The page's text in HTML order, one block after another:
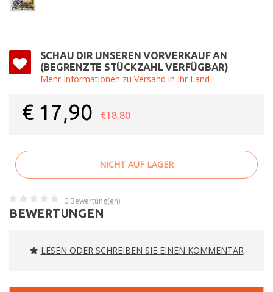
SCHAU DIR UNSEREN VORVERKAUF AN
(BEGRENZTE STÜCKZAHL VERFÜGBAR)
Mehr Informationen zu Versand in Ihr Land
€ 17,90 €18,80
NICHT AUF LAGER
0 Bewertung(en)
BEWERTUNGEN
LESEN ODER SCHREIBEN SIE EINEN KOMMENTAR